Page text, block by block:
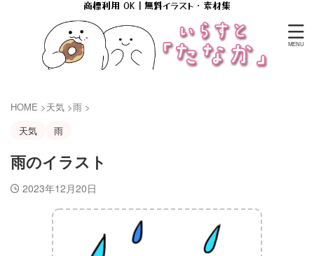
商標利用 OK｜無料イラスト・素材集
HOME >天気 >雨 >
天気
雨
雨のイラスト
2023年12月20日